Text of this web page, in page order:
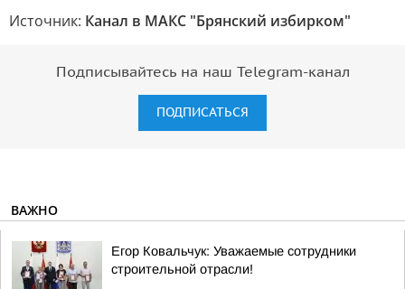
Источник: Канал в МАКС "Брянский избирком"
Подписывайтесь на наш Telegram-канал
ПОДПИСАТЬСЯ
ВАЖНО
Егор Ковальчук: Уважаемые сотрудники
строительной отрасли!